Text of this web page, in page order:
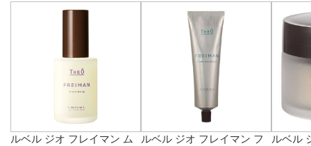
ルベル ジオ フレイマン ム
ルベル ジオ フレイマン フ
ルベル